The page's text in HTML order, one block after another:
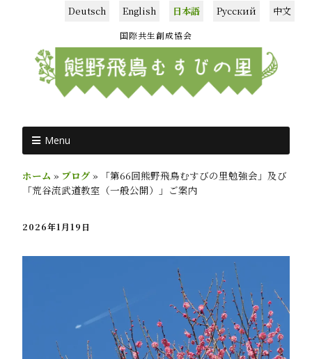
Deutsch English 日本語 Русский 中文
国際共生創成協会
Menu
ホーム » ブログ »
「第66回熊野飛鳥むすびの里勉強会」及び
「荒谷流武道教室（一般公開）」ご案内
2026年1月19日